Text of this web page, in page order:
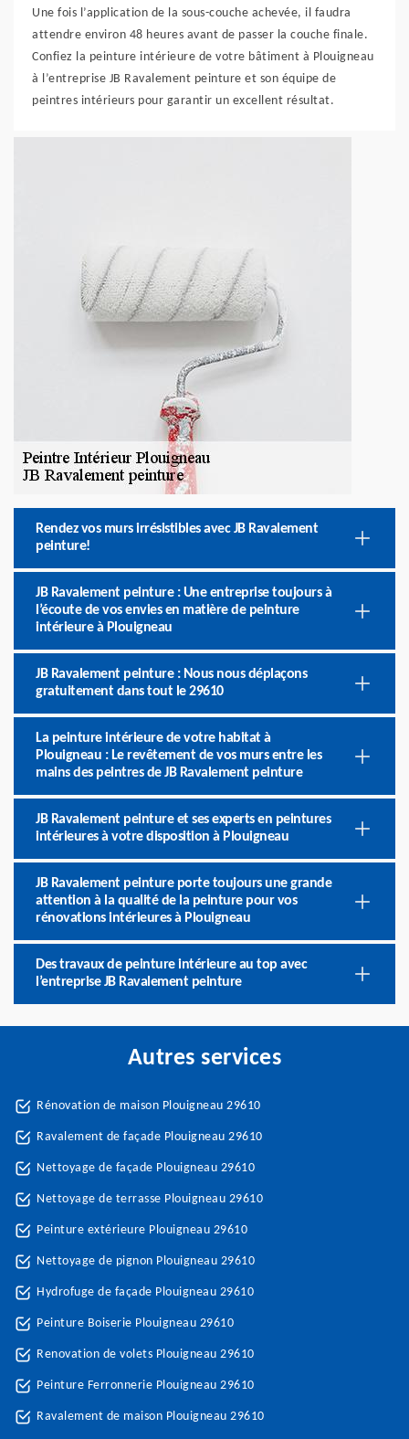
Une fois l’application de la sous-couche achevée, il faudra
attendre environ 48 heures avant de passer la couche finale.
Confiez la peinture intérieure de votre bâtiment à Plouigneau
à l’entreprise JB Ravalement peinture et son équipe de
peintres intérieurs pour garantir un excellent résultat.
Rendez vos murs irrésistibles avec JB Ravalement
peinture!
JB Ravalement peinture : Une entreprise toujours à
l’écoute de vos envies en matière de peinture
intérieure à Plouigneau
JB Ravalement peinture : Nous nous déplaçons
gratuitement dans tout le 29610
La peinture intérieure de votre habitat à
Plouigneau : Le revêtement de vos murs entre les
mains des peintres de JB Ravalement peinture
JB Ravalement peinture et ses experts en peintures
intérieures à votre disposition à Plouigneau
JB Ravalement peinture porte toujours une grande
attention à la qualité de la peinture pour vos
rénovations intérieures à Plouigneau
Des travaux de peinture intérieure au top avec
l’entreprise JB Ravalement peinture
Autres services
Rénovation de maison Plouigneau 29610
Ravalement de façade Plouigneau 29610
Nettoyage de façade Plouigneau 29610
Nettoyage de terrasse Plouigneau 29610
Peinture extérieure Plouigneau 29610
Nettoyage de pignon Plouigneau 29610
Hydrofuge de façade Plouigneau 29610
Peinture Boiserie Plouigneau 29610
Renovation de volets Plouigneau 29610
Peinture Ferronnerie Plouigneau 29610
Ravalement de maison Plouigneau 29610